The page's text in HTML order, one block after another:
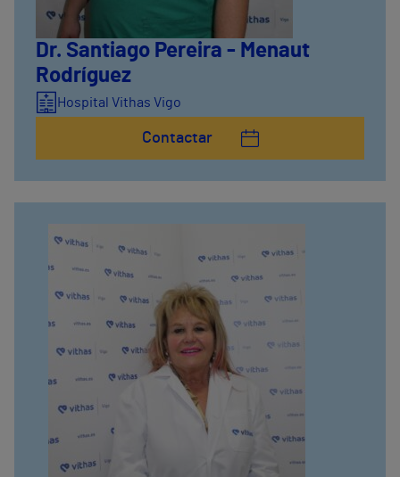
Dr. Santiago Pereira - Menaut
Rodríguez
Hospital Vithas Vigo
Contactar